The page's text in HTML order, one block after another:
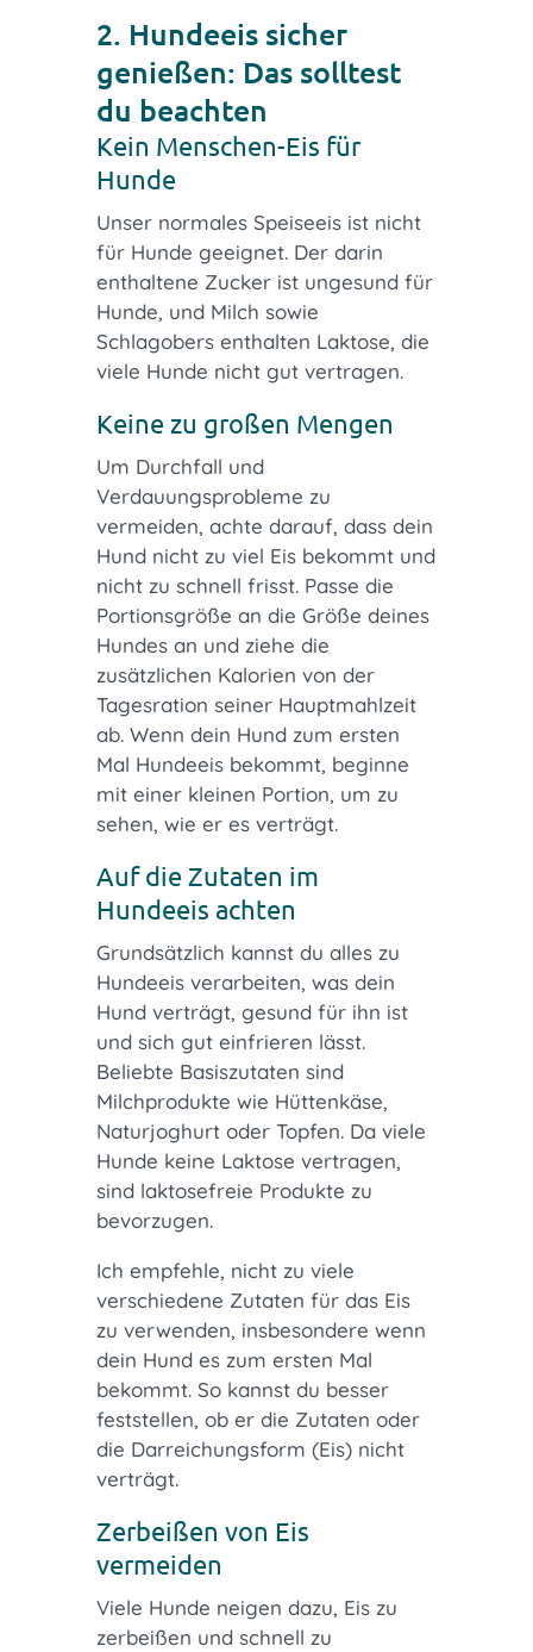
2. Hundeeis sicher
genießen: Das solltest
du beachten
Kein Menschen-Eis für
Hunde
Unser normales Speiseeis ist nicht
für Hunde geeignet. Der darin
enthaltene Zucker ist ungesund für
Hunde, und Milch sowie
Schlagobers enthalten Laktose, die
viele Hunde nicht gut vertragen.
Keine zu großen Mengen
Um Durchfall und
Verdauungsprobleme zu
vermeiden, achte darauf, dass dein
Hund nicht zu viel Eis bekommt und
nicht zu schnell frisst. Passe die
Portionsgröße an die Größe deines
Hundes an und ziehe die
zusätzlichen Kalorien von der
Tagesration seiner Hauptmahlzeit
ab. Wenn dein Hund zum ersten
Mal Hundeeis bekommt, beginne
mit einer kleinen Portion, um zu
sehen, wie er es verträgt.
Auf die Zutaten im
Hundeeis achten
Grundsätzlich kannst du alles zu
Hundeeis verarbeiten, was dein
Hund verträgt, gesund für ihn ist
und sich gut einfrieren lässt.
Beliebte Basiszutaten sind
Milchprodukte wie Hüttenkäse,
Naturjoghurt oder Topfen. Da viele
Hunde keine Laktose vertragen,
sind laktosefreie Produkte zu
bevorzugen.
Ich empfehle, nicht zu viele
verschiedene Zutaten für das Eis
zu verwenden, insbesondere wenn
dein Hund es zum ersten Mal
bekommt. So kannst du besser
feststellen, ob er die Zutaten oder
die Darreichungsform (Eis) nicht
verträgt.
Zerbeißen von Eis
vermeiden
Viele Hunde neigen dazu, Eis zu
zerbeißen und schnell zu